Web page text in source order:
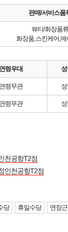
판매/서비스품
뷰티/화장품류
화장품,스킨케어,메
연령우대
연령무관
연령무관
천공항T2점
인천공항T2점
당 휴일수당 연장